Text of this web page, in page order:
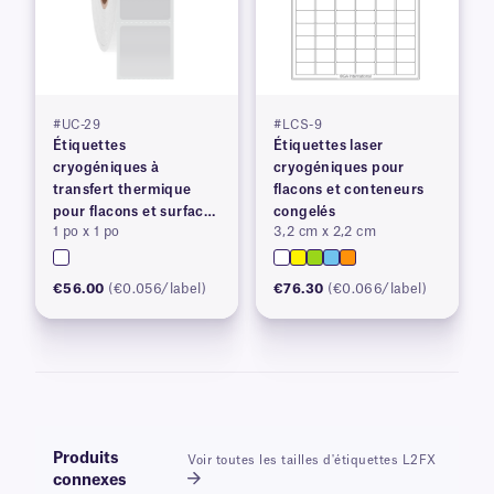
#UC-29
Étiquettes
cryogéniques à
transfert thermique
pour flacons et surfaces
congelés
1 po x 1 po
€56.00 (€0.056/label)
#LCS-9
Étiquettes laser
cryogéniques pour
flacons et conteneurs
congelés
3,2 cm x 2,2 cm
€76.30 (€0.066/label)
Produits
connexes
Voir toutes les tailles d'étiquettes L2FX